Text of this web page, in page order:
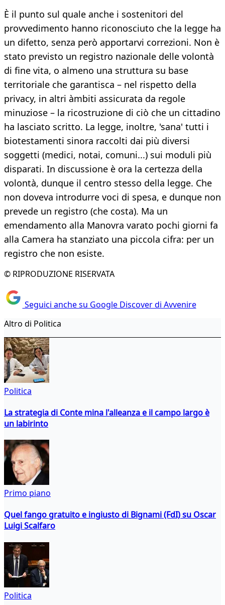
È il punto sul quale anche i sostenitori del
provvedimento hanno riconosciuto che la legge ha
un difetto, senza però apportarvi correzioni. Non è
stato previsto un registro nazionale delle volontà
di fine vita, o almeno una struttura su base
territoriale che garantisca – nel rispetto della
privacy, in altri àmbiti assicurata da regole
minuziose – la ricostruzione di ciò che un cittadino
ha lasciato scritto. La legge, inoltre, 'sana' tutti i
biotestamenti sinora raccolti dai più diversi
soggetti (medici, notai, comuni...) sui moduli più
disparati. In discussione è ora la certezza della
volontà, dunque il centro stesso della legge. Che
non doveva introdurre voci di spesa, e dunque non
prevede un registro (che costa). Ma un
emendamento alla Manovra varato pochi giorni fa
alla Camera ha stanziato una piccola cifra: per un
registro che non esiste.
© RIPRODUZIONE RISERVATA
Seguici anche su Google Discover di Avvenire
Altro di Politica
Politica
La strategia di Conte mina l'alleanza e il campo largo è
un labirinto
Primo piano
Quel fango gratuito e ingiusto di Bignami (FdI) su Oscar
Luigi Scalfaro
Politica